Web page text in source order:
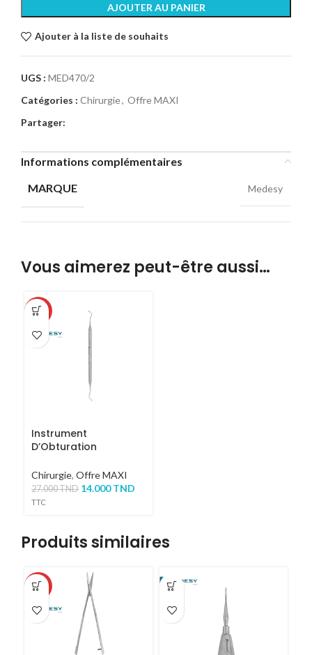
AJOUTER AU PANIER
Ajouter à la liste de souhaits
UGS : MED470/2
Catégories : Chirurgie, Offre MAXI
Partager:
Informations complémentaires
MARQUE
Medesy
Vous aimerez peut-être aussi…
-48%
Instrument
D’Obturation
Chirurgie, Offre MAXI
27.000TND 14.000TND
TTC
Produits similaires
-50%